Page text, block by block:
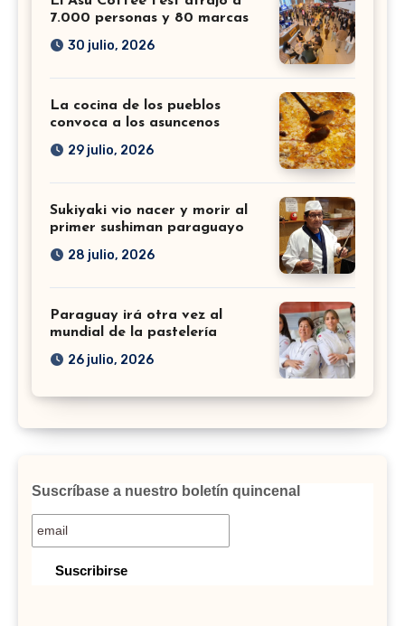
7.000 personas y 80 marcas
30 julio, 2026
La cocina de los pueblos
convoca a los asuncenos
29 julio, 2026
Sukiyaki vio nacer y morir al
primer sushiman paraguayo
28 julio, 2026
Paraguay irá otra vez al
mundial de la pastelería
26 julio, 2026
Suscríbase a nuestro boletín quincenal